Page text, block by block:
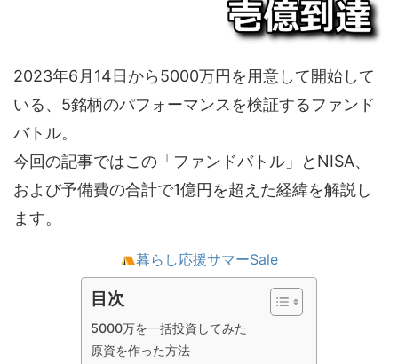
2023年6月14日から5000万円を用意して開始して
いる、5銘柄のパフォーマンスを検証するファンド
バトル。
今回の記事ではこの「ファンドバトル」とNISA、
および予備費の合計で1億円を超えた経緯を解説し
ます。
暮らし応援サマーSale
目次
5000万を一括投資してみた
原資を作った方法